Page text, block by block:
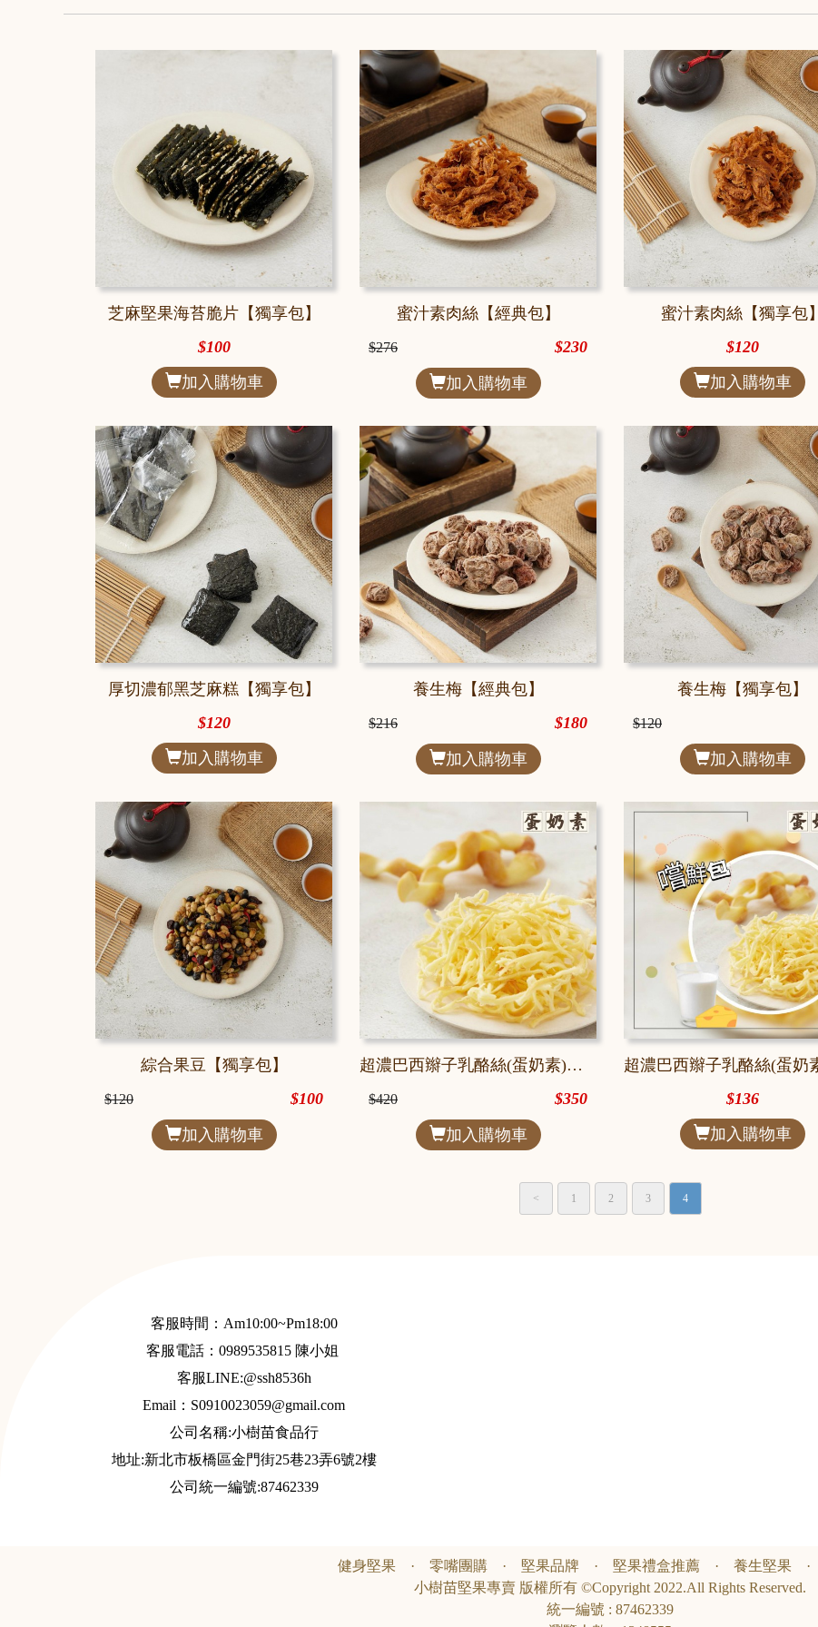
芝麻堅果海苔脆片【獨享包】
$100
加入購物車
蜜汁素肉絲【經典包】
$276
$230
加入購物車
蜜汁素肉絲【獨享包】
$120
加入購物車
厚切濃郁黑芝麻糕【獨享包】
$120
加入購物車
養生梅【經典包】
$216
$180
加入購物車
養生梅【獨享包】
$120
加入購物車
綜合果豆【獨享包】
$120
$100
加入購物車
超濃巴西辮子乳酪絲(蛋奶素)【經典包】
$420
$350
加入購物車
$136
加入購物車
< 1 2 3 4
客服時間：Am10:00~Pm18:00
客服電話： 0989535815陳小姐
客服LINE:@ssh8536h
Email：S0910023059@gmail.com
公司名稱:小樹苗食品行
地址:新北市板橋區金門街25巷23弄6號2樓
公司統一編號:87462339
健身堅果· 零嘴團購· 堅果品牌· 堅果禮盒推薦· 養生堅果·
小樹苗堅果專賣 版權所有 ©Copyright 2022.All Rights Reserved.
統一編號 : 87462339